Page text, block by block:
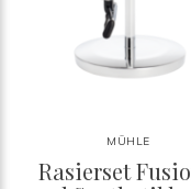
MÜHLE
Rasierset